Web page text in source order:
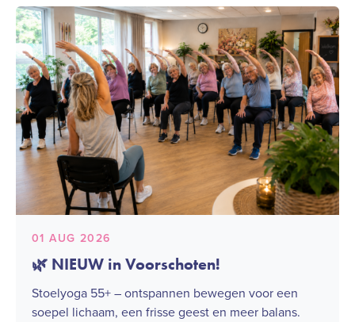
01 AUG 2026
🌿 NIEUW in Voorschoten!
Stoelyoga 55+ – ontspannen bewegen voor een
soepel lichaam, een frisse geest en meer balans.